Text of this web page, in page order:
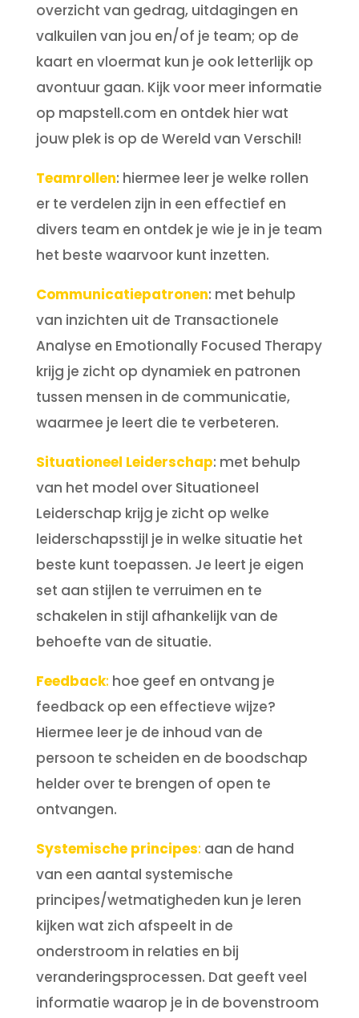
overzicht van gedrag, uitdagingen en
valkuilen van jou en/of je team; op de
kaart en vloermat kun je ook letterlijk op
avontuur gaan. Kijk voor meer informatie
op mapstell.com en ontdek hier wat
jouw plek is op de Wereld van Verschil!
Teamrollen: hiermee leer je welke rollen
er te verdelen zijn in een effectief en
divers team en ontdek je wie je in je team
het beste waarvoor kunt inzetten.
Communicatiepatronen: met behulp
van inzichten uit de Transactionele
Analyse en Emotionally Focused Therapy
krijg je zicht op dynamiek en patronen
tussen mensen in de communicatie,
waarmee je leert die te verbeteren.
Situationeel Leiderschap: met behulp
van het model over Situationeel
Leiderschap krijg je zicht op welke
leiderschapsstijl je in welke situatie het
beste kunt toepassen. Je leert je eigen
set aan stijlen te verruimen en te
schakelen in stijl afhankelijk van de
behoefte van de situatie.
Feedback: hoe geef en ontvang je
feedback op een effectieve wijze?
Hiermee leer je de inhoud van de
persoon te scheiden en de boodschap
helder over te brengen of open te
ontvangen.
Systemische principes: aan de hand
van een aantal systemische
principes/wetmatigheden kun je leren
kijken wat zich afspeelt in de
onderstroom in relaties en bij
veranderingsprocessen. Dat geeft veel
informatie waarop je in de bovenstroom